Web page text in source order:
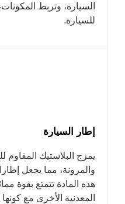
السيارة، وتربط
للسيارة.
إطار السيارة
يمزج البلاستيك المقاوم
والمرونة، مما يجعل
هذه المادة تتمتع بقوة
المعدنية الأخرى مع